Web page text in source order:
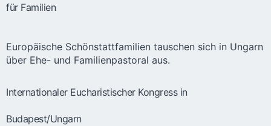
für Familien
Europäische Schönstattfamilien tauschen sich in Ungarn
über Ehe- und Familienpastoral aus.
Internationaler Eucharistischer Kongress in
Budapest/Ungarn